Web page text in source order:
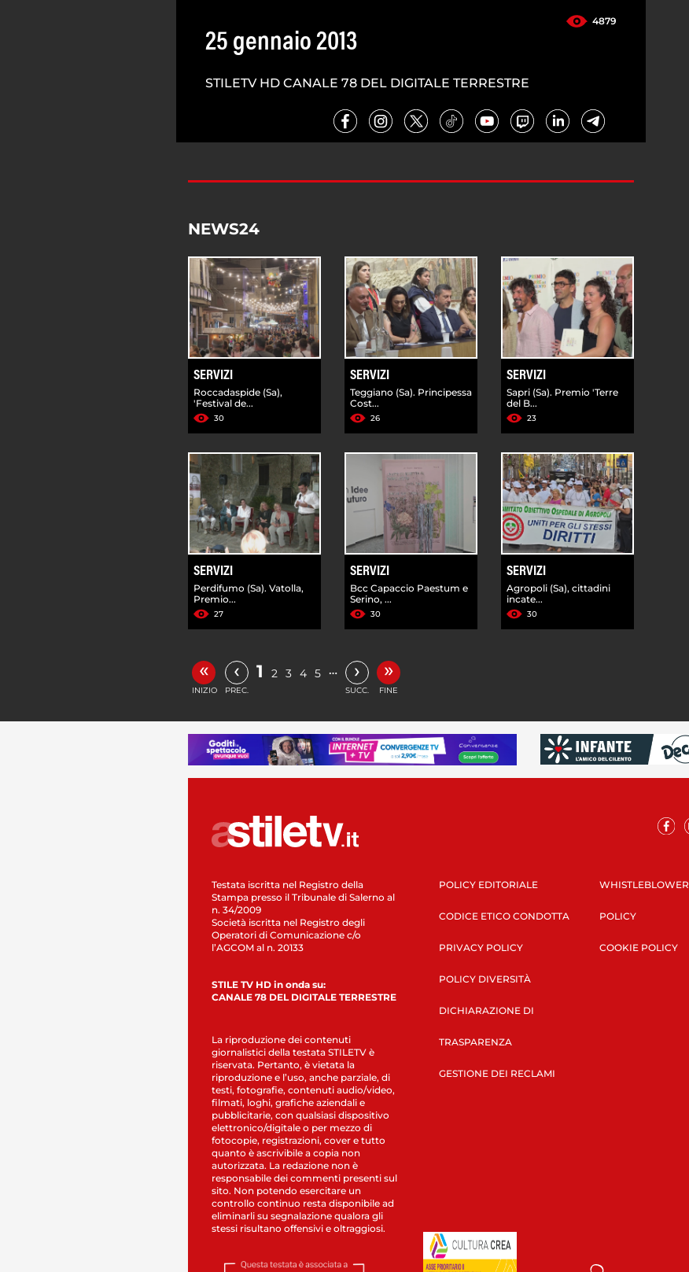
4879
25 gennaio 2013
STILETV HD CANALE 78 DEL DIGITALE TERRESTRE
NEWS24
SERVIZI
Roccadaspide (Sa),
'Festival de...
30
SERVIZI
Teggiano (Sa). Principessa
Cost...
26
SERVIZI
Sapri (Sa). Premio 'Terre
del B...
23
SERVIZI
Perdifumo (Sa). Vatolla,
Premio...
27
SERVIZI
Bcc Capaccio Paestum e
Serino, ...
30
SERVIZI
Agropoli (Sa), cittadini
incate...
30
«
INIZIO
‹
PREC.
1 2 3 4 5 … ›
SUCC.
»
FINE
Testata iscritta nel Registro della
Stampa presso il Tribunale di Salerno al
n. 34/2009
Società iscritta nel Registro degli
Operatori di Comunicazione c/o
l’AGCOM al n. 20133
STILE TV HD in onda su:
CANALE 78 DEL DIGITALE TERRESTRE
La riproduzione dei contenuti
giornalistici della testata STILETV è
riservata. Pertanto, è vietata la
riproduzione e l’uso, anche parziale, di
testi, fotografie, contenuti audio/video,
filmati, loghi, grafiche aziendali e
pubblicitarie, con qualsiasi dispositivo
elettronico/digitale o per mezzo di
fotocopie, registrazioni, cover e tutto
quanto è ascrivibile a copia non
autorizzata. La redazione non è
responsabile dei commenti presenti sul
sito. Non potendo esercitare un
controllo continuo resta disponibile ad
eliminarli su segnalazione qualora gli
stessi risultano offensivi e oltraggiosi.
POLICY EDITORIALE
CODICE ETICO CONDOTTA
PRIVACY POLICY
POLICY DIVERSITÀ
DICHIARAZIONE DI
TRASPARENZA
GESTIONE DEI RECLAMI
WHISTLEBLOWER
POLICY
COOKIE POLICY